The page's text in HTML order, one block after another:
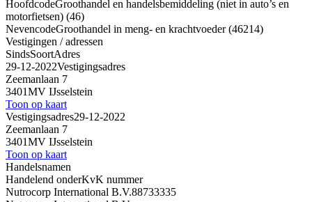
HoofdcodeGroothandel en handelsbemiddeling (niet in auto’s en
motorfietsen) (46)
NevencodeGroothandel in meng- en krachtvoeder (46214)
Vestigingen / adressen
SindsSoortAdres
29-12-2022Vestigingsadres
Zeemanlaan 7
3401MV IJsselstein
Toon op kaart
Vestigingsadres29-12-2022
Zeemanlaan 7
3401MV IJsselstein
Toon op kaart
Handelsnamen
Handelend onderKvK nummer
Nutrocorp International B.V.88733335